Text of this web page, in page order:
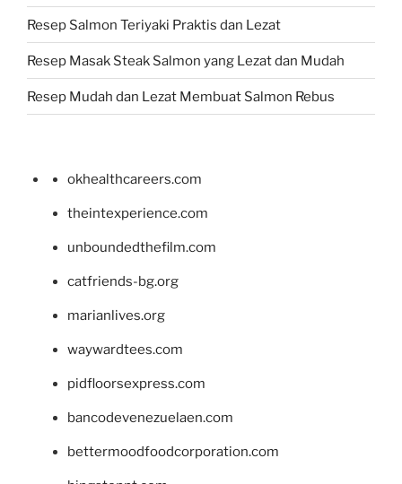
Resep Salmon Teriyaki Praktis dan Lezat
Resep Masak Steak Salmon yang Lezat dan Mudah
Resep Mudah dan Lezat Membuat Salmon Rebus
okhealthcareers.com
theintexperience.com
unboundedthefilm.com
catfriends-bg.org
marianlives.org
waywardtees.com
pidfloorsexpress.com
bancodevenezuelaen.com
bettermoodfoodcorporation.com